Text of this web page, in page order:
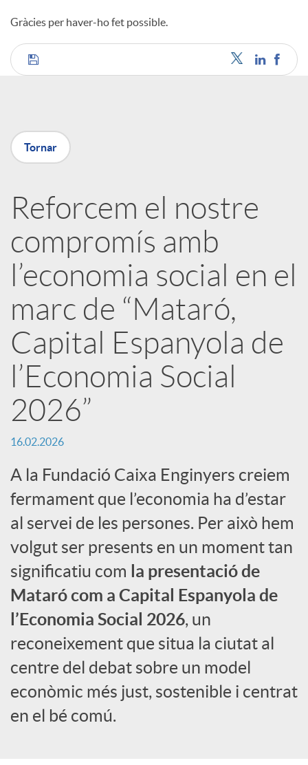
Gràcies per haver-ho fet possible.
C
o
m
p
a
r
t
i
r
a
X
a
r
x
e
Tornar
Reforcem el nostre
compromís amb
l’economia social en el
marc de “Mataró,
Capital Espanyola de
l’Economia Social
2026”
16.02.2026
A la Fundació Caixa Enginyers creiem
fermament que l’economia ha d’estar
al servei de les persones. Per això hem
volgut ser presents en un moment tan
significatiu com la presentació de
Mataró com a Capital Espanyola de
l’Economia Social 2026, un
reconeixement que situa la ciutat al
centre del debat sobre un model
econòmic més just, sostenible i centrat
en el bé comú.